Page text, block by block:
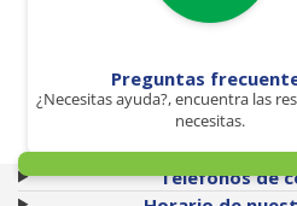
Preguntas
¿Necesitas ayuda?, encuentra las
necesitas.
Teléfonos de